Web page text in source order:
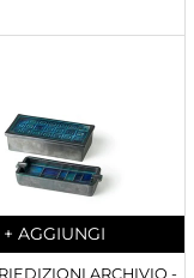
Quantity
+ AGGIUNGI
ARCHIVIO -